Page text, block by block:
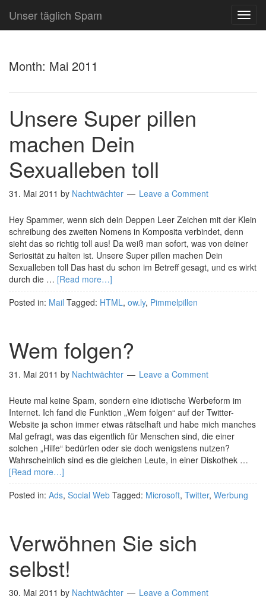
Unser täglich Spam
Month: Mai 2011
Unsere Super pillen
machen Dein
Sexualleben toll
31. Mai 2011 by Nachtwächter Leave a Comment
Hey Spammer, wenn sich dein Deppen Leer Zeichen mit der Klein
schreibung des zweiten Nomens in Komposita verbindet, denn
sieht das so richtig toll aus! Da weiß man sofort, was von deiner
Seriosität zu halten ist. Unsere Super pillen machen Dein
Sexualleben toll Das hast du schon im Betreff gesagt, und es wirkt
durch die … [Read more…]
Posted in: Mail Tagged: HTML, ow.ly, Pimmelpillen
Wem folgen?
31. Mai 2011 by Nachtwächter Leave a Comment
Heute mal keine Spam, sondern eine idiotische Werbeform im
Internet. Ich fand die Funktion „Wem folgen“ auf der Twitter-
Website ja schon immer etwas rätselhaft und habe mich manches
Mal gefragt, was das eigentlich für Menschen sind, die einer
solchen „Hilfe“ bedürfen oder sie doch wenigstens nutzen?
Wahrscheinlich sind es die gleichen Leute, in einer Diskothek …
[Read more…]
Posted in: Ads, Social Web Tagged: Microsoft, Twitter, Werbung
Verwöhnen Sie sich
selbst!
30. Mai 2011 by Nachtwächter Leave a Comment